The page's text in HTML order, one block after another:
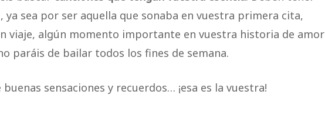
ya sea por ser aquella que sonaba en vuestra primera cita,
viaje, algún momento importante en vuestra historia de amor
paráis de bailar todos los fines de semana.
sensaciones y recuerdos… ¡esa es la vuestra!